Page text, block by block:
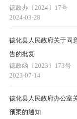
德政办〔2024〕17号
2024-03-28
德化县人民政府关于同
告的批复
德政函〔2023〕173号
2023-07-14
德化县人民政府办公室
预案的通知